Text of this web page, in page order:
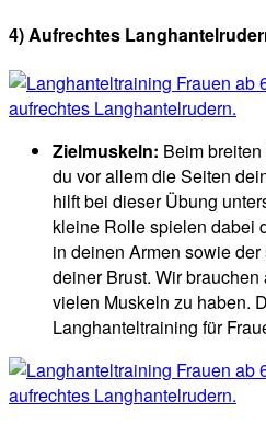
4) Aufrechtes
Zielmuskeln: Beim
du vor allem die Seiten
hilft bei dieser Übung
kleine Rolle spielen dabei
in deinen Armen sowie
deiner Brust. Wir
vielen Muskeln zu haben.
Langhanteltraining für